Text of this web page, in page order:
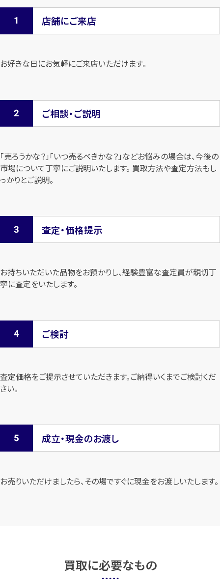
店舗にご来店
お好きな日にお気軽にご来店いただけます。
ご相談・ご説明
「売ろうかな？」「いつ売るべきかな？」などお悩みの場合は、今後の
市場について丁寧にご説明いたします。 買取方法や査定方法もし
っかりとご説明。
査定・価格提示
お持ちいただいた品物をお預かりし、経験豊富な査定員が親切丁
寧に査定をいたします。
ご検討
査定価格をご提示させていただきます。ご納得いくまでご検討くだ
さい。
成立・現金のお渡し
お売りいただけましたら、その場ですぐに現金をお渡しいたします。
買取に必要なもの